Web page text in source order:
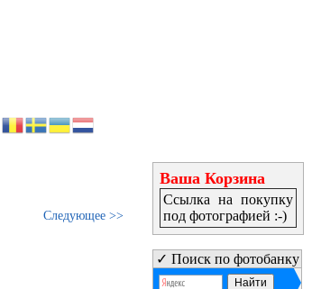
Следующее >>
Ваша Корзина
Ссылка на покупку
под фотографией :-)
✓ Поиск по фотобанку